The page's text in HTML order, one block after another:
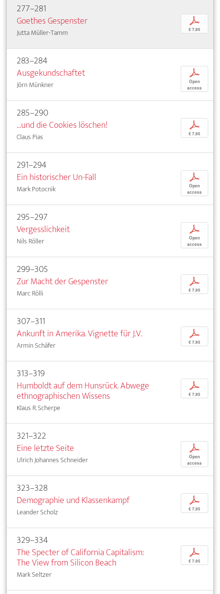
277–281
Goethes Gespenster
Jutta Müller-Tamm
p
€ 7,95
283–284
Ausgekundschaftet
Jörn Münkner
p
Open
access
285–290
...und die Cookies löschen!
Claus Pias
p
€ 7,95
291–294
Ein historischer Un-Fall
Mark Potocnik
p
Open
access
295–297
Vergesslichkeit
Nils Röller
p
Open
access
299–305
Zur Macht der Gespenster
Marc Rölli
p
€ 7,95
307–311
Ankunft in Amerika. Vignette für J.V.
Armin Schäfer
p
€ 7,95
313–319
Humboldt auf dem Hunsrück. Abwege
ethnographischen Wissens
Klaus R. Scherpe
p
€ 7,95
321–322
Eine letzte Seite
Ulrich Johannes Schneider
p
Open
access
323–328
Demographie und Klassenkampf
Leander Scholz
p
€ 7,95
329–334
The Specter of California Capitalism:
The View from Silicon Beach
Mark Seltzer
p
€ 7,95